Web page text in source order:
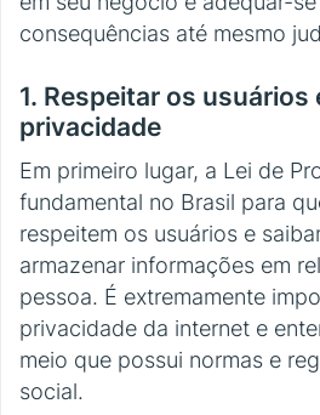
consequências até mesmo
1. Respeitar os usuários
privacidade
Em primeiro lugar, a Lei de
fundamental no Brasil para
respeitem os usuários e
armazenar informações em
pessoa. É extremamente
privacidade da internet e
meio que possui normas e
social.